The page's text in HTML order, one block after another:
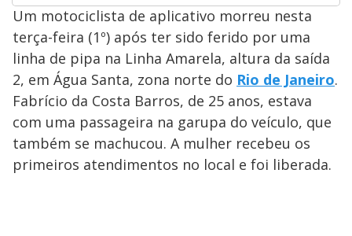
Um motociclista de aplicativo morreu nesta
terça-feira (1º) após ter sido ferido por uma
linha de pipa na Linha Amarela, altura da saída
2, em Água Santa, zona norte do Rio de Janeiro.
Fabrício da Costa Barros, de 25 anos, estava
com uma passageira na garupa do veículo, que
também se machucou. A mulher recebeu os
primeiros atendimentos no local e foi liberada.